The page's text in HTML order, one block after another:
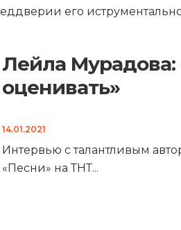
его
Лейла Мурадова:
оценивать»
14.01.2021
Интервью с талантливым
«Песни» на ТНТ...